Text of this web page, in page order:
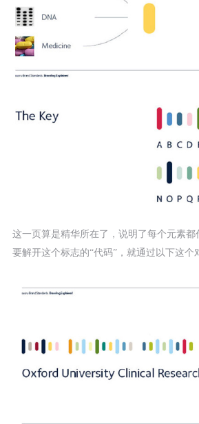
这一页算是精华所在了，说明了每个元素都
要解开这个标志的“代码”，就通过以下这个